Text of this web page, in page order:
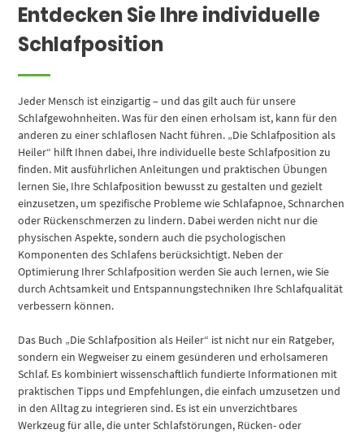
Entdecken Sie Ihre individuelle
Schlafposition
Jeder Mensch ist einzigartig – und das gilt auch für unsere
Schlafgewohnheiten. Was für den einen erholsam ist, kann für den
anderen zu einer schlaflosen Nacht führen. „Die Schlafposition als
Heiler“ hilft Ihnen dabei, Ihre individuelle beste Schlafposition zu
finden. Mit ausführlichen Anleitungen und praktischen Übungen
lernen Sie, Ihre Schlafposition bewusst zu gestalten und gezielt
einzusetzen, um spezifische Probleme wie Schlafapnoe, Schnarchen
oder Rückenschmerzen zu lindern. Dabei werden nicht nur die
physischen Aspekte, sondern auch die psychologischen
Komponenten des Schlafens berücksichtigt. Neben der
Optimierung Ihrer Schlafposition werden Sie auch lernen, wie Sie
durch Achtsamkeit und Entspannungstechniken Ihre Schlafqualität
verbessern können.
Das Buch „Die Schlafposition als Heiler“ ist nicht nur ein Ratgeber,
sondern ein Wegweiser zu einem gesünderen und erholsameren
Schlaf. Es kombiniert wissenschaftlich fundierte Informationen mit
praktischen Tipps und Empfehlungen, die einfach umzusetzen und
in den Alltag zu integrieren sind. Es ist ein unverzichtbares
Werkzeug für alle, die unter Schlafstörungen, Rücken- oder